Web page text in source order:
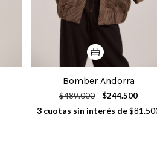
Bomber Andorra
$489.000 $244.500
3 cuotas sin interés de